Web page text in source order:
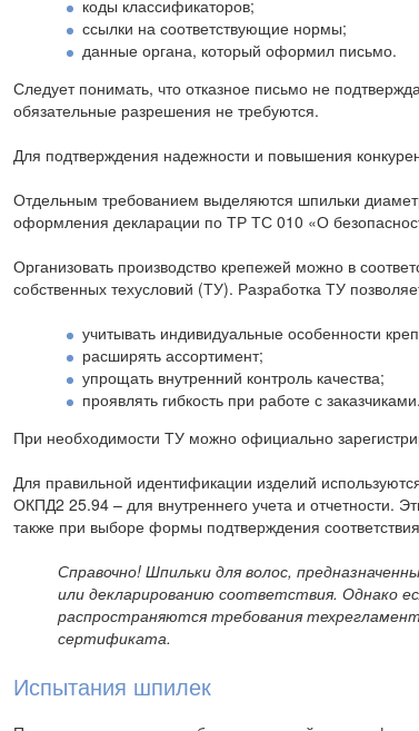
коды классификаторов;
ссылки на соответствующие нормы;
данные органа, который оформил письмо.
Следует понимать, что отказное письмо не
обязательные разрешения не требуются.
Для подтверждения надежности и повышения
Отдельным требованием выделяются шпильки
оформления декларации по ТР ТС 010 «О
Организовать производство крепежей можно в
собственных техусловий (ТУ). Разработка ТУ
учитывать индивидуальные особенности
расширять ассортимент;
упрощать внутренний контроль качества;
проявлять гибкость при работе с заказчиками.
При необходимости ТУ можно официально
Для правильной идентификации изделий
ОКПД2 25.94 – для внутреннего учета и отчетности.
также при выборе формы подтверждения
Справочно! Шпильки для волос,
или декларированию соответствия. Однако
распространяются требования
сертификата.
Испытания шпилек